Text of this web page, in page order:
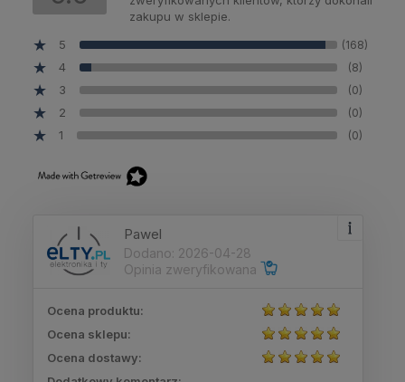
zakupu w sklepie.
5
(168)
4 (8)
3 (0)
2 (0)
1 (0)
Pawel
Dodano: 2026-04-28
Opinia zweryfikowana
Ocena produktu:
Ocena sklepu:
Ocena dostawy: